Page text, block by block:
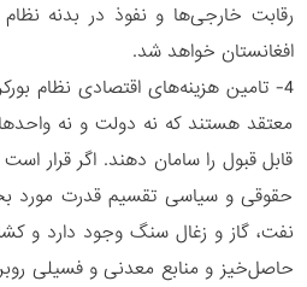
رقابت خارجی‌ها و نفوذ در بدنه
افغانستان خواهد شد.
4- تامین هزینه‌های اقتصادی نظام
معتقد هستند که نه دولت و نه
قابل قبول را سامان دهند. اگر قرار
حقوقی و سیاسی تقسیم قدرت مورد
نفت، گاز و زغال سنگ وجود دارد و
حاصل‌خیز و منابع معدنی و فسیلی